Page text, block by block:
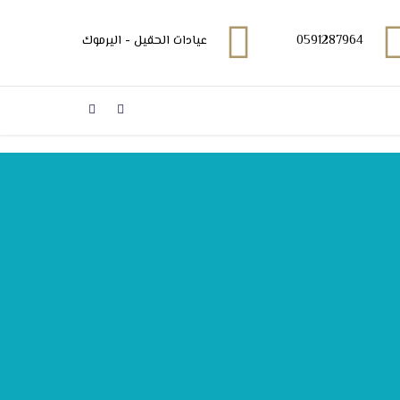
0591287964 عيادات الحقيل - اليرموك